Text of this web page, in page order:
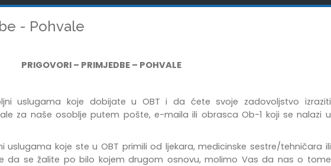
- Pohvale
PRIGOVORI – PRIMJEDBE – POHVALE
uslugama koje dobijate u OBT i da ćete svoje zadovoljstvo izraziti
za naše osoblje putem pošte, e-maila ili obrasca Ob-1 koji se nalazi u
uslugama koje ste u OBT primili od ljekara, medicinske sestre/tehničara ili
da se žalite po bilo kojem drugom osnovu, molimo Vas da nas o tome